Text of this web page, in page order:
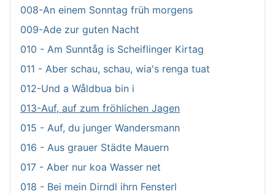
008-An einem Sonntag früh morgens
009-Ade zur guten Nacht
010 - Am Sunntåg is Scheiflinger Kirtag
011 - Aber schau, schau, wia's renga tuat
012-Und a Wåldbua bin i
013-Auf, auf zum fröhlichen Jagen
015 - Auf, du junger Wandersmann
016 - Aus grauer Städte Mauern
017 - Aber nur koa Wasser net
018 - Bei mein Dirndl ihrn Fensterl